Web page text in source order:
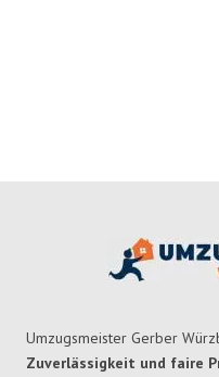
Umzugsmeister Gerber
Zuverlässigkeit und faire